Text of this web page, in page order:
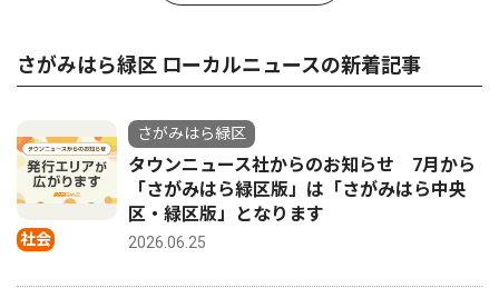
さがみはら緑区 ローカルニュースの新着記事
社会
さがみはら緑区
タウンニュース社からのお知らせ 7月から
「さがみはら緑区版」は「さがみはら中央
区・緑区版」となります
2026.06.25